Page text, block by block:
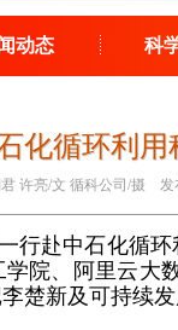
动态 科
化循环利
许亮/文 循科公司/摄 发
行赴中石化循
院、阿里云大
楚新及可持续